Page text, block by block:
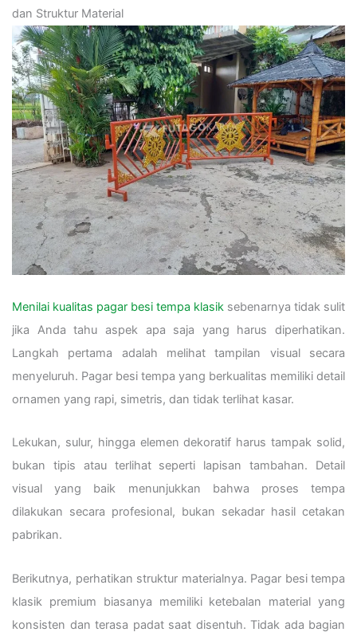
dan Struktur Material
Menilai kualitas pagar besi tempa klasik sebenarnya tidak sulit
jika Anda tahu aspek apa saja yang harus diperhatikan.
Langkah pertama adalah melihat tampilan visual secara
menyeluruh. Pagar besi tempa yang berkualitas memiliki detail
ornamen yang rapi, simetris, dan tidak terlihat kasar.
Lekukan, sulur, hingga elemen dekoratif harus tampak solid,
bukan tipis atau terlihat seperti lapisan tambahan. Detail
visual yang baik menunjukkan bahwa proses tempa
dilakukan secara profesional, bukan sekadar hasil cetakan
pabrikan.
Berikutnya, perhatikan struktur materialnya. Pagar besi tempa
klasik premium biasanya memiliki ketebalan material yang
konsisten dan terasa padat saat disentuh. Tidak ada bagian